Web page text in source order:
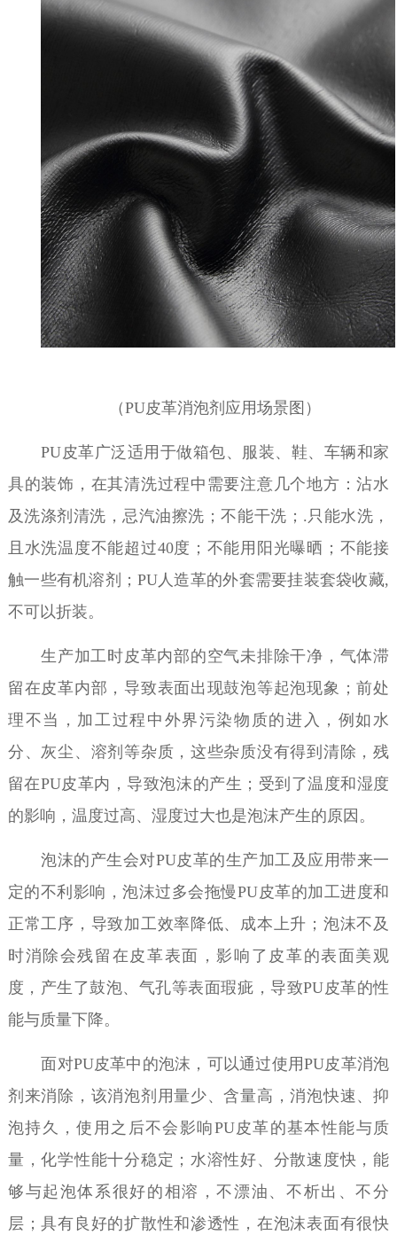
（PU皮革消泡剂应用场景图）
PU皮革广泛适用于做箱包、服装、鞋、车辆和家
具的装饰 ，在其清洗过程中需要注意几个地方：沾水
及洗涤剂清洗，忌汽油擦洗；不能干洗； .只能水洗，
且水洗温度不能超过40度；不能用阳光曝晒；不能接
触一些有机溶剂；PU人造革的外套需要挂装套袋收藏,
不可以折装。
生产加工时皮革内部的空气未排除干净，气体滞
留在皮革内部，导致表面出现鼓泡等起泡现象；前处
理不当，加工过程中外界污染物质的进入，例如水
分、灰尘、溶剂等杂质，这些杂质没有得到清除，残
留在PU皮革内，导致泡沫的产生；受到了温度和湿度
的影响，温度过高、湿度过大也是泡沫产生的原因。
泡沫的产生会对PU皮革的生产加工及应用带来一
定的不利影响，泡沫过多会拖慢PU皮革的加工进度和
正常工序，导致加工效率降低、成本上升；泡沫不及
时消除会残留在皮革表面，影响了皮革的表面美观
度，产生了鼓泡、气孔等表面瑕疵，导致PU皮革的性
能与质量下降。
面对PU皮革中的泡沫，可以通过使用PU皮革消泡
剂来消除，该消泡剂用量少、含量高，消泡快速、抑
泡持久，使用之后不会影响PU皮革的基本性能与质
量，化学性能十分稳定；水溶性好、分散速度快，能
够与起泡体系很好的相溶，不漂油、不析出、不分
层；具有良好的扩散性和渗透性，在泡沫表面有很快